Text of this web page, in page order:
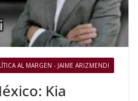
AL MARGEN - JAIME ARIZMENDI
Kia